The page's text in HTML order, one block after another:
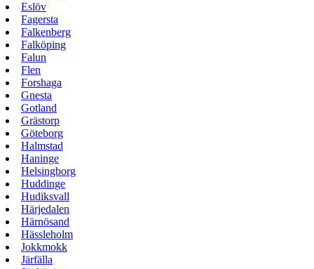
Eslöv
Fagersta
Falkenberg
Falköping
Falun
Flen
Forshaga
Gnesta
Gotland
Grästorp
Göteborg
Halmstad
Haninge
Helsingborg
Huddinge
Hudiksvall
Härjedalen
Härnösand
Hässleholm
Jokkmokk
Järfälla